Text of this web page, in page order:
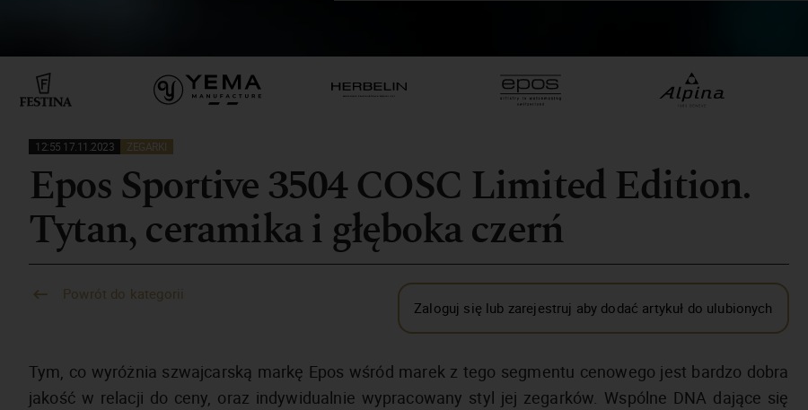
12:55 17.11.2023 ZEGARKI
Epos Sportive 3504 COSC Limited Edition.
Tytan, ceramika i głęboka czerń
Powrót do kategorii
Zaloguj się lub zarejestruj aby dodać artykuł do ulubionych
Tym, co wyróżnia szwajcarską markę Epos wśród marek z tego segmentu cenowego jest bardzo dobra
jakość w relacji do ceny, oraz indywidualnie wypracowany styl jej zegarków. Wspólne DNA dające się